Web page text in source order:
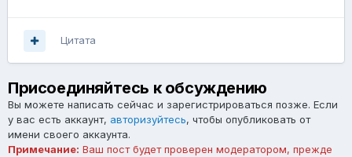
Цитата
Присоединяйтесь к обсуждению
Вы можете написать сейчас и зарегистрироваться позже. Если
у вас есть аккаунт, авторизуйтесь, чтобы опубликовать от
имени своего аккаунта.
Примечание: Ваш пост будет проверен модератором, прежде